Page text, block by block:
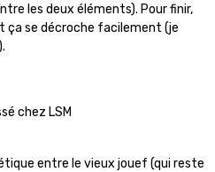
les deux éléments). Pour finir,
ça se décroche facilement (je
chez LSM
entre le vieux jouef (qui reste